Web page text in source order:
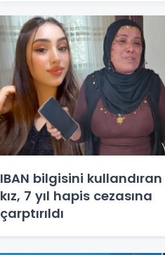
IBAN bilgisini
kız, 7 yıl hapis cezasına
çarptırıldı